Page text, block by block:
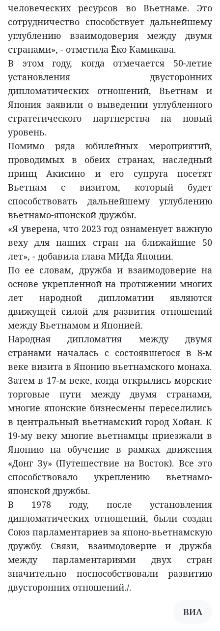
человеческих ресурсов во Вьетнаме. Это
сотрудничество способствует дальнейшему
углублению взаимодоверия между двумя
странами», - отметила Ёко Камикава.
В этом году, когда отмечается 50-летие
установления двусторонних
дипломатических отношений, Вьетнам и
Япония заявили о выведении углубленного
стратегического партнерства на новый
уровень.
Помимо ряда юбилейных мероприятий,
проводимых в обеих странах, наследный
принц Акисино и его супруга посетят
Вьетнам с визитом, который будет
способствовать дальнейшему углублению
вьетнамо-японской дружбы.
«Я уверена, что 2023 год ознаменует важную
веху для наших стран на ближайшие 50
лет», - добавила глава МИДа Японии.
По ее словам, дружба и взаимодоверие на
основе укрепленной на протяжении многих
лет народной дипломатии являются
движущей силой для развития отношений
между Вьетнамом и Японией.
Народная дипломатия между двумя
странами началась с состоявшегося в 8-м
веке визита в Японию вьетнамского монаха.
Затем в 17-м веке, когда открылись морские
торговые пути между двумя странами,
многие японские бизнесмены переселились
в центральный вьетнамский город Хойан. К
19-му веку многие вьетнамцы приезжали в
Японию на обучение в рамках движения
«Донг Зу» (Путешествие на Восток). Все это
способствовало укреплению вьетнамо-
японской дружбы.
В 1978 году, после установления
дипломатических отношений, были создан
Союз парламентариев за японо-вьетнамскую
дружбу. Связи, взаимодоверие и дружба
между парламентариями двух стран
значительно поспособствовали развитию
двусторонних отношений./.
ВИА